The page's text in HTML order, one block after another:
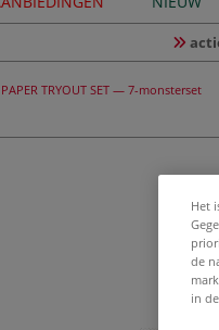
TRYOUT SET — 7-monsterset
Het
de
in